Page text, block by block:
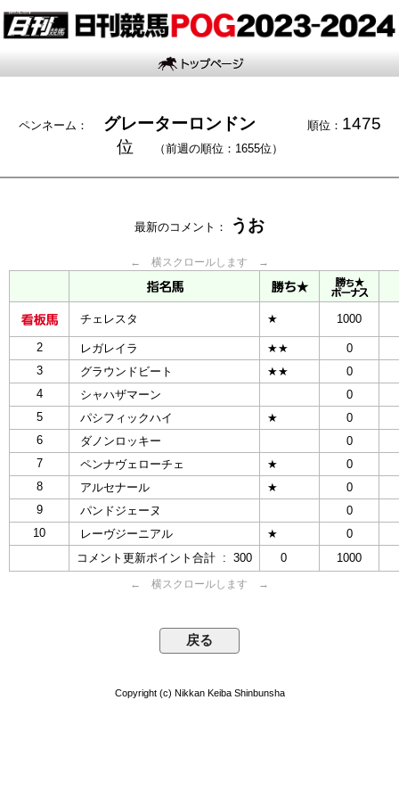
ペンネーム： グレーターロンドン 順位： 1475
位
（前週の順位：1655位）
最新のコメント： うお
← 横スクロールします →
チェレスタ ★ 1000
2 レガレイラ ★★
0
3
グラウンドビート ★★
0
4
シャハザマーン
0
5
パシフィックハイ ★
0
6
ダノンロッキー
0
7
ペンナヴェローチェ ★
0
8
アルセナール ★
0
9
パンドジェーヌ
0
10
レーヴジーニアル ★
0
コメント更新ポイント合計 : 300
0 1000
← 横スクロールします →
Copyright (c) Nikkan Keiba Shinbunsha